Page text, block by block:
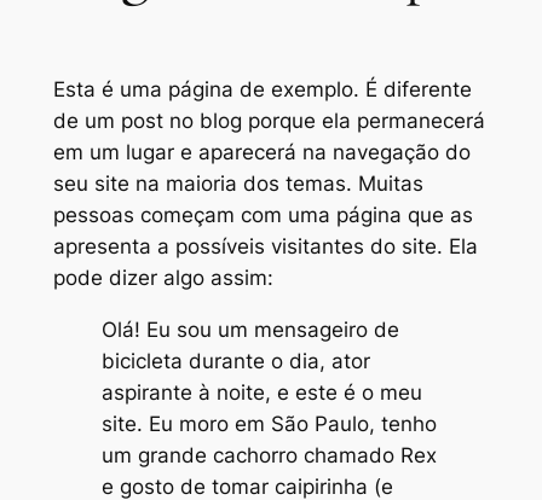
Esta é uma página de exemplo. É diferente
de um post no blog porque ela permanecerá
em um lugar e aparecerá na navegação do
seu site na maioria dos temas. Muitas
pessoas começam com uma página que as
apresenta a possíveis visitantes do site. Ela
pode dizer algo assim:
Olá! Eu sou um mensageiro de
bicicleta durante o dia, ator
aspirante à noite, e este é o meu
site. Eu moro em São Paulo, tenho
um grande cachorro chamado Rex
e gosto de tomar caipirinha (e